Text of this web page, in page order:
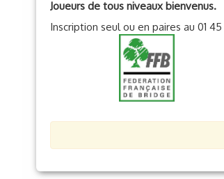
Inscription seul ou en paires au 01 45